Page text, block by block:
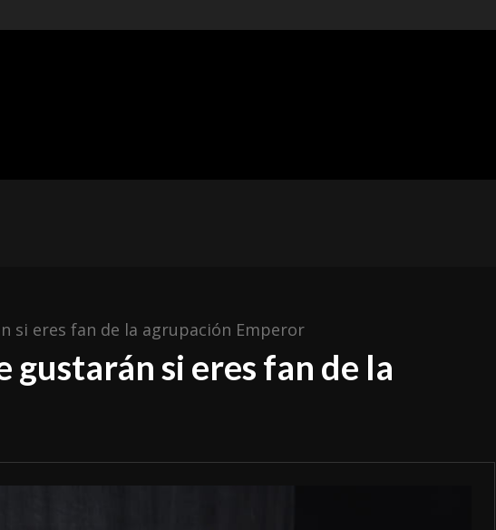
si eres fan de la agrupación Emperor
gustarán si eres fan de la